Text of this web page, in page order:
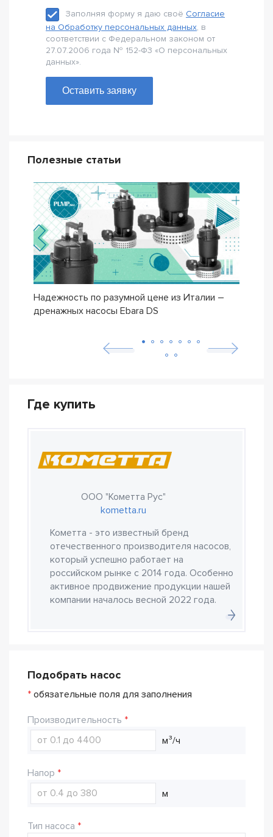
Заполняя форму я даю своё Согласие
на Обработку персональных данных, в
соответствии с Федеральном законом от
27.07.2006 года № 152-Ф3 «О персональных
данных».
Оставить заявку
Полезные статьи
Надежность по разумной цене из Италии –
дренажных насосы Ebara DS
Где купить
ООО "Кометта Рус"
kometta.ru
Кометта - это известный бренд
отечественного производителя насосов,
который успешно работает на
российском рынке с 2014 года. Особенно
активное продвижение продукции нашей
компании началось весной 2022 года.
Подобрать насос
* обязательные поля для заполнения
Производительность
м³/ч
Напор
м
Тип насоса